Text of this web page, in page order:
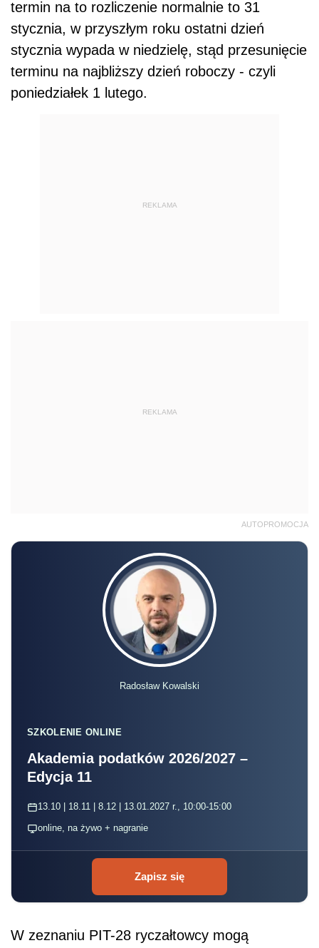
termin na to rozliczenie normalnie to 31
stycznia, w przyszłym roku ostatni dzień
stycznia wypada w niedzielę, stąd przesunięcie
terminu na najbliższy dzień roboczy - czyli
poniedziałek 1 lutego.
REKLAMA
REKLAMA
AUTOPROMOCJA
Radosław Kowalski
SZKOLENIE ONLINE
Akademia podatków 2026/2027 –
Edycja 11
13.10 | 18.11 | 8.12 | 13.01.2027 r., 10:00-15:00
online, na żywo + nagranie
Zapisz się
W zeznaniu PIT-28 ryczałtowcy mogą